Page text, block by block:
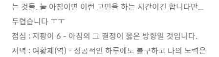
는 것들. 늘 아침이면 이런 고민을 하는 시간이긴 합니다만...
두렵습니다 ㅜㅜ
점심 : 지팡이 6 - 아침의 그 결정이 옳은 방향일 것입니다.
저녁 : 여황제(역) - 성공적인 하루에도 불구하고 나의 노력은